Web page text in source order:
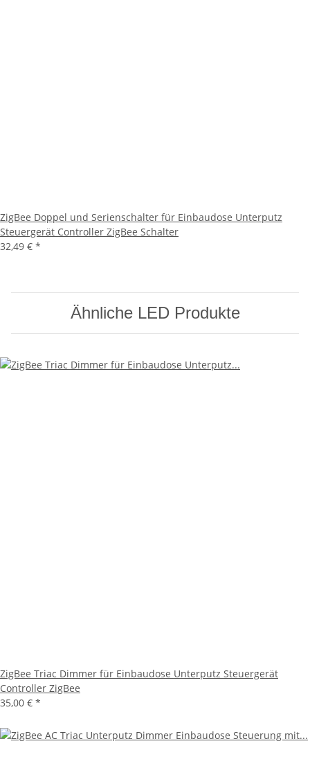
ZigBee Doppel und Serienschalter für Einbaudose Unterputz
Steuergerät Controller ZigBee Schalter
32,49 € *
Ähnliche LED Produkte
ZigBee Triac Dimmer für Einbaudose Unterputz Steuergerät
Controller ZigBee
35,00 € *